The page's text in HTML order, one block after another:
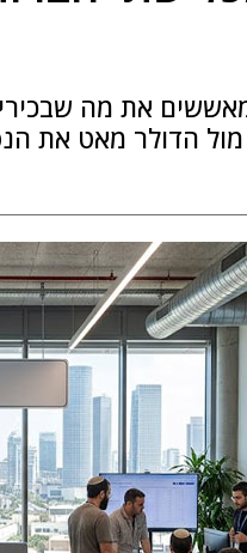
את מה שבכירי
הדולר מאט את